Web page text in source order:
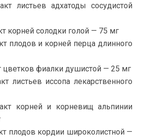
листьев адхатоды сосудистой
корней солодки голой — 75 мг
плодов и корней перца длинного
цветков фиалки душистой — 25 мг
листьев иссопа лекарственного
корней и корневищ альпинии
плодов кордии широколистной —